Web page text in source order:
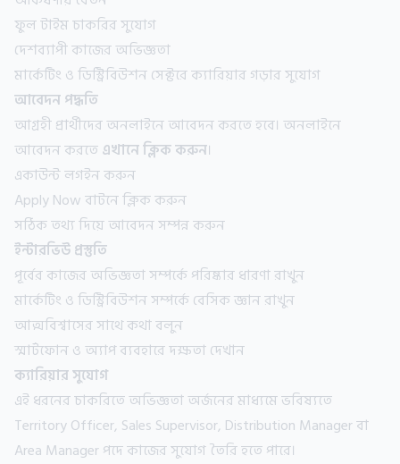
ফুল টাইম চাকরির সুযোগ
দেশব্যাপী কাজের অভিজ্ঞতা
মার্কেটিং ও ডিস্ট্রিবিউশন সেক্টরে ক্যারিয়ার গড়ার সুযোগ
আবেদন পদ্ধতি
আগ্রহী প্রার্থীদের অনলাইনে আবেদন করতে হবে। অনলাইনে
আবেদন করতেএখানে ক্লিক করুন।
একাউন্ট লগইন করুন
Apply Now বাটনে ক্লিক করুন
সঠিক তথ্য দিয়ে আবেদন সম্পন্ন করুন
ইন্টারভিউ প্রস্তুতি
পূর্বের কাজের অভিজ্ঞতা সম্পর্কে পরিষ্কার ধারণা রাখুন
মার্কেটিং ও ডিস্ট্রিবিউশন সম্পর্কে বেসিক জ্ঞান রাখুন
আত্মবিশ্বাসের সাথে কথা বলুন
স্মার্টফোন ও অ্যাপ ব্যবহারে দক্ষতা দেখান
ক্যারিয়ার সুযোগ
এই ধরনের চাকরিতে অভিজ্ঞতা অর্জনের মাধ্যমে ভবিষ্যতে
Territory Officer, Sales Supervisor, Distribution Manager বা
Area Manager পদে কাজের সুযোগ তৈরি হতে পারে।